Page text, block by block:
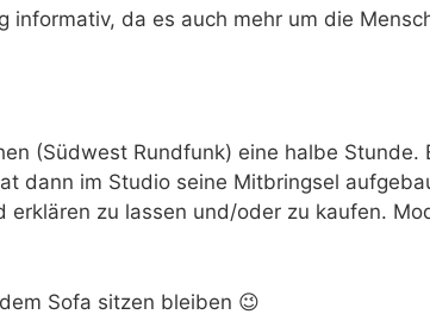
informativ, da es auch mehr um die
(Südwest Rundfunk) eine halbe Stunde.
dann im Studio seine Mitbringsel
zu lassen und/oder zu kaufen.
Sofa sitzen bleiben 😉